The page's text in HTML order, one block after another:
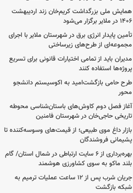
همایش ملی بزرگداشت کریم‌خان زند اردیبهشت
۱۴۰۶ در ملایر برگزار می‌شود
تأمین پایدار انرژی برق در شهرستان ملایر با اجرای
مجموعه‌ای از طرح‌های زیرساختی
مدیران باید از تمامی اختیارات قانونی برای تسریع
پروژه‌ها استفاده کنند
طرح حامی بازگشت‌امید به اکوسیستم دانشجو
محور
آغاز فصل دوم کاوش‌های باستان‌شناسی محوطه
تاریخی حاجی‌خان در شهرستان فامنین
بازار داغ موی طبیعی؛ از قیمت‌های وسوسه‌کننده تا
پشیمانی فروشندگان
بهره‌برداری از ۶ سایت ارتباطی در شمال استان/ گام
بلند ماکو به سوی کشاورزی هوشمند
جریان شرب پس از ۱۲ ساعت عملیات ترمیم به
شبکه بازگشت